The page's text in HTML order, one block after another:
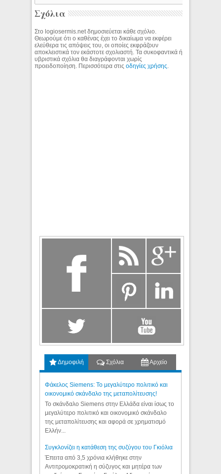
Σχόλια
Στο logiosermis.net δημοσιεύεται κάθε σχόλιο.
Θεωρούμε ότι ο καθένας έχει το δικαίωμα να εκφέρει
ελεύθερα τις απόψεις του, οι οποίες εκφράζουν
αποκλειστικά τον εκάστοτε σχολιαστή. Τα συκοφαντικά ή
υβριστικά σχόλια θα διαγράφονται χωρίς
προειδοποίηση. Περισσότερα στιςοδηγίες χρήσης
Δημοφιλή Σχόλια Αρχείο
Φάκελος Siemens: Το μεγαλύτερο πολιτικό και
οικονομικό σκάνδαλο της μεταπολίτευσης!
Το σκάνδαλο Siemens στην Ελλάδα είναι ίσως το
μεγαλύτερο πολιτικό και οικονομικό σκάνδαλο
της μεταπολίτευσης και αφορά σε χρηματισμό
Ελλήν...
Συγκλονίζει η κατάθεση της συζύγου του Γκιόλια
Έπειτα από 3,5 χρόνια κλήθηκε στην
Αντιτρομοκρατική η σύζυγος και μητέρα των